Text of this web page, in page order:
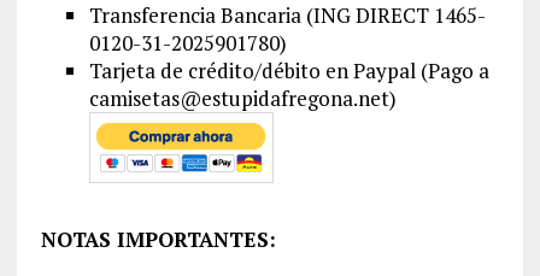
Transferencia Bancaria (ING DIRECT 1465-
0120-31-2025901780)
Tarjeta de crédito/débito en Paypal (Pago a
camisetas@estupidafregona.net)
NOTAS IMPORTANTES: